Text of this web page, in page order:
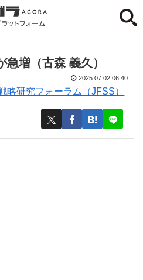
増（古森 義久）
略研究フォーラム（JFSS）
2025.07.02 06:40